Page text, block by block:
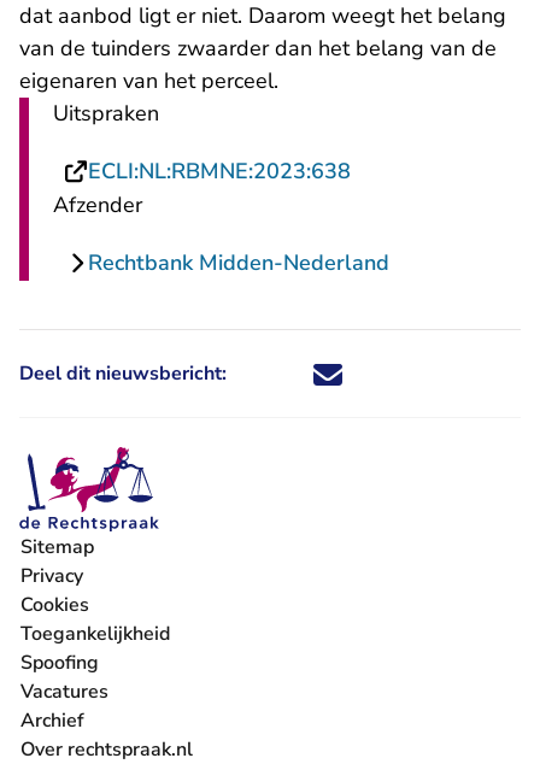
dat aanbod ligt er niet. Daarom weegt het belang
van de tuinders zwaarder dan het belang van de
eigenaren van het perceel.
Uitspraken
ECLI:NL:RBMNE:2023:638
Afzender
Rechtbank Midden-Nederland
Deel dit nieuwsbericht: Deel dit nieuwsbericht via X -
Deel dit nieuwsbericht via
Deel dit nieuwsbericht
Deel dit
Sitemap
Privacy
Cookies
Toegankelijkheid
Spoofing
Vacatures
- U verlaat Rechtspraak.nl
Archief
Over rechtspraak.nl